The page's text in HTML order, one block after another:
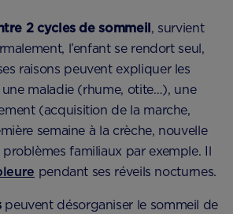
2 cycles de sommeil , survient
l’enfant se rendort seul,
raisons peuvent expliquer les
maladie (rhume, otite…), une
(acquisition de la marche,
semaine à la crèche, nouvelle
familiaux par exemple. Il
pendant ses réveils nocturnes.
peuvent désorganiser le sommeil de